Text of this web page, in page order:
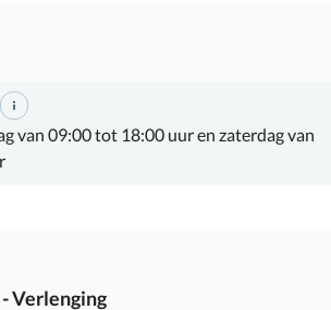
van 09:00 tot 18:00 uur en zaterdag van
Verlenging